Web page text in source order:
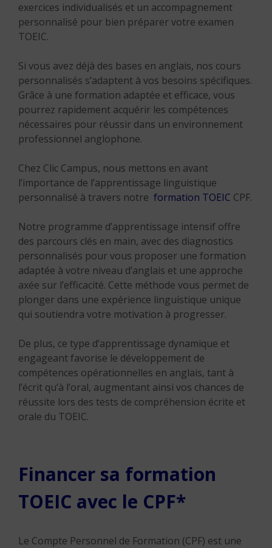
exercices individualisés et un accompagnement
personnalisé pour bien préparer votre examen
TOEIC.
Si vous avez déjà des bases en anglais, nos cours
personnalisés s’adaptent à vos besoins spécifiques.
Grâce à une formation adaptée et efficace, vous
pourrez rapidement acquérir les compétences
nécessaires pour réussir dans un environnement
professionnel anglophone.
Chez Clic Campus, nous mettons en avant
l’importance de l’apprentissage linguistique
personnalisé à travers notre formation TOEIC CPF.
Notre programme d’apprentissage intensif offre
des parcours clés en main, avec des diagnostics
personnalisés pour vous proposer une formation
adaptée à votre niveau d’anglais et une approche
axée sur l’efficacité. Cette méthode vous permet de
plonger dans une expérience linguistique unique
qui soutiendra votre motivation à progresser.
De plus, ce type d’apprentissage dynamique et
engageant favorise le développement de
compétences opérationnelles en anglais, tant à
l’écrit qu’à l’oral, augmentant ainsi vos chances de
réussite lors des tests de compréhension écrite et
orale du TOEIC.
Financer sa formation
TOEIC avec le CPF*
Le Compte Personnel de Formation (CPF) est une